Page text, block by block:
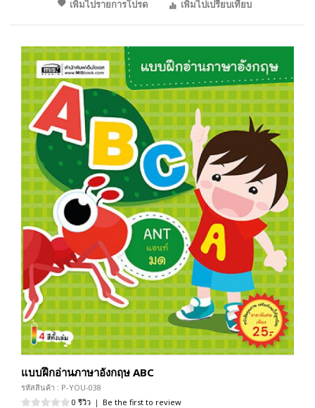
เพิ่มไปรายการโปรด
เพิ่มไปเปรียบเทียบ
แบบฝึกอ่านภาษาอังกฤษ ABC
รหัสสินค้า : P-YOU-038
0 รีวิว | Be the first to review